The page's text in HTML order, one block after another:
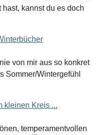
kannst du es doch
von mir aus so konkret
Sommer/Wintergefühl
kleinen Kreis ...
temperamentvollen